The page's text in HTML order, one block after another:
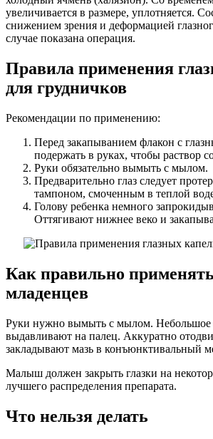
увеличивается в размере, уплотняется.
снижением зрения и деформацией
случае показана операция.
Правила применения
для грудничков
Рекомендации по применению:
Перед закапыванием флакон с
подержать в руках, чтобы раствор
Руки обязательно вымыть с мылом.
Предварительно глаз следует
тампоном, смоченным в теплой
Голову ребенка немного
Оттягивают нижнее веко и
Как правильно
младенцев
Руки нужно вымыть с мылом. Небольшое
выдавливают на палец. Аккуратно
закладывают мазь в конъюнктивальный
Малыш должен закрыть глазки на
лучшего распределения препарата.
Что нельзя делать